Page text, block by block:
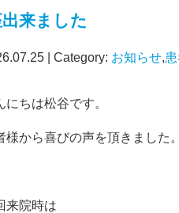
来ました
| Category: お知らせ,
にちは松谷です。
様から喜びの声を頂きました。
来院時は